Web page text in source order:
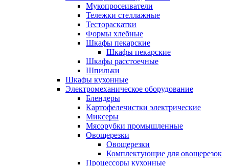
Мукопросеиватели
Тележки стеллажные
Тестораскатки
Формы хлебные
Шкафы пекарские
Шкафы пекарские
Шкафы расстоечные
Шпильки
Шкафы кухонные
Электромеханическое оборудование
Блендеры
Картофелечистки электрические
Миксеры
Мясорубки промышленные
Овощерезки
Овощерезки
Комплектующие для овощерезок
Процессоры кухонные